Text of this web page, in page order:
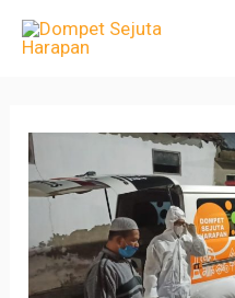
Lewati
Post
navigation